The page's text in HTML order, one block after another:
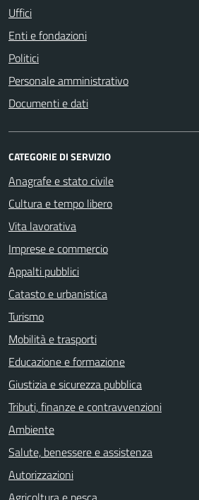
Uffici
Enti e fondazioni
Politici
Personale amministrativo
Documenti e dati
CATEGORIE DI SERVIZIO
Anagrafe e stato civile
Cultura e tempo libero
Vita lavorativa
Imprese e commercio
Appalti pubblici
Catasto e urbanistica
Turismo
Mobilità e trasporti
Educazione e formazione
Giustizia e sicurezza pubblica
Tributi, finanze e contravvenzioni
Ambiente
Salute, benessere e assistenza
Autorizzazioni